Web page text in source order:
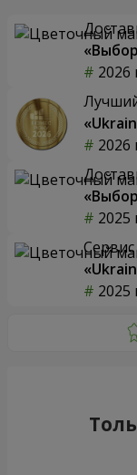
2026
2026
2025
2025